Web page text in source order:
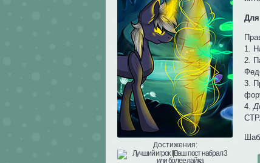
Достижения:
Для
1.
2.
3.
4.